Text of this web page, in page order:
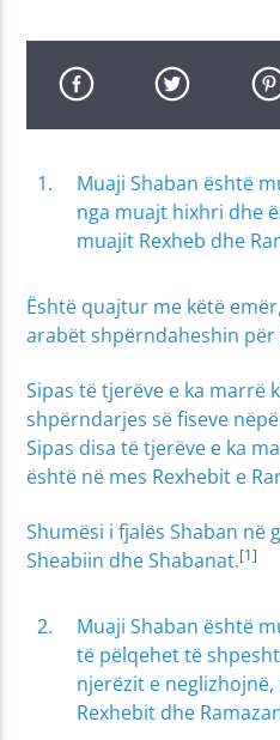
Muaji Shaban është
nga muajt hixhri dhe
muajit Rexheb dhe
Është quajtur me këtë
arabët shpërndaheshin për
Sipas të tjerëve e ka marrë
shpërndarjes së fiseve
Sipas disa të tjerëve e ka
është në mes Rexhebit e
Shumësi i fjalës Shaban në
Sheabiin dhe Shabanat.[1]
Muaji Shaban është
të pëlqehet të
njerëzit e
Rexhebit dhe